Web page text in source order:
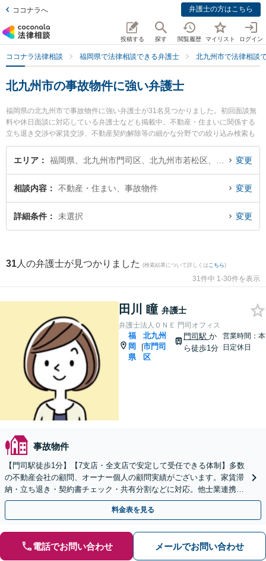
ココナラへ 弁護士の方はこちら
投稿する 探す 閲覧履歴 マイリスト ログイン
ココナラ法律相談 福岡県で法律相談できる弁護士 北九州市で法律相談
北九州市の事故物件に強い弁護士
福岡県の北九州市で事故物件に強い弁護士が31名見つかりました。初回面談無
料や休日面談に対応している弁護士なども掲載中。不動産・住まいに関係する
立ち退き交渉や家賃交渉、不動産契約解除等の細かな分野での絞り込み検索も
でき便利です。特に弁護士法人ＯＮＥ 門司オフィスの田川 瞳弁護士や清風法律
事務所の多加喜 寛明弁護士、弁護士法人大手町法律事務所 北九州ヘッドオフィ
護士に相談したい』『事故物件のトラブル解決の実績豊富な近くの弁護士を検
索したい』『初回相談無料で事故物件を法律相談できる北九州市内の弁護士に
相談予約したい』などでお困りの相談者さんにおすすめです。
エリア 変更
相談内容 不動産・住まい、事故物件 変更
詳細条件 未選択 変更
31 人の弁護士が見つかりました (検索結果について詳しくは こちら)
31件中 1-30件を表示
田川 瞳 弁護士
弁護士法人ＯＮＥ 門司オフィス
福
岡
県
|
北九州
市門司
区
門司駅 か
ら徒歩1分
営業時間：本
日定休日
事故物件
【門司駅徒歩1分】【7支店・全支店で安定して受任できる体制】多数
の不動産会社の顧問、オーナー個人の顧問実績がございます。家賃滞
納・立ち退き・契約書チェック・共有分割などに対応。他士業連携の
トータルサポート
料金表を見る
電話でお問い合わせ メールでお問い合わせ